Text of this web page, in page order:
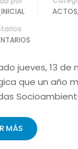
ACTOS
jueves, 13
que un año
MÁS